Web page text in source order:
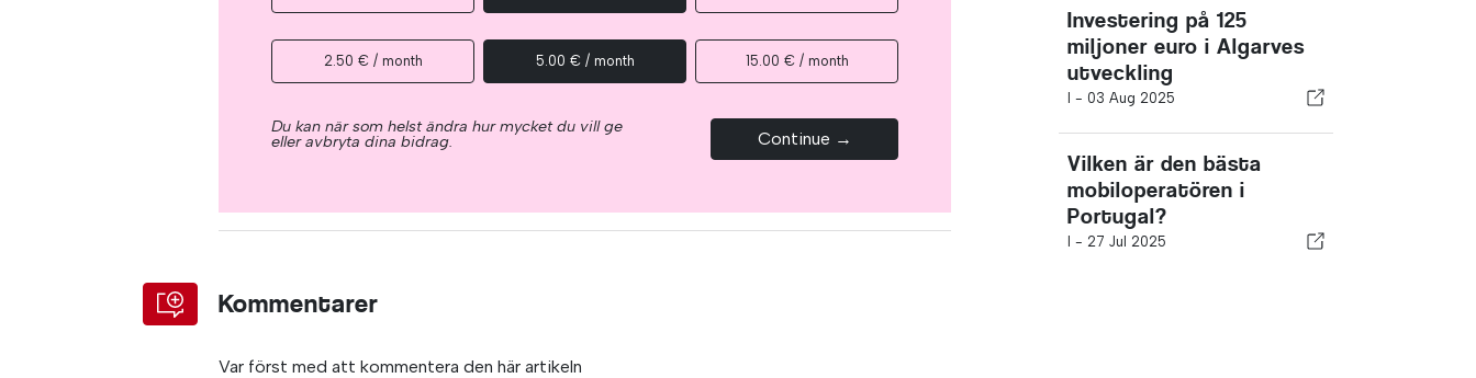
2.50 € / month 5.00 € / month 15.00 € / month
Du kan när som helst ändra hur mycket du vill ge
eller avbryta dina bidrag. Continue →
Kommentarer
Var först med att kommentera den här artikeln
Investering på 125
miljoner euro i Algarves
utveckling
I - 03 Aug 2025
Vilken är den bästa
mobiloperatören i
Portugal?
I - 27 Jul 2025